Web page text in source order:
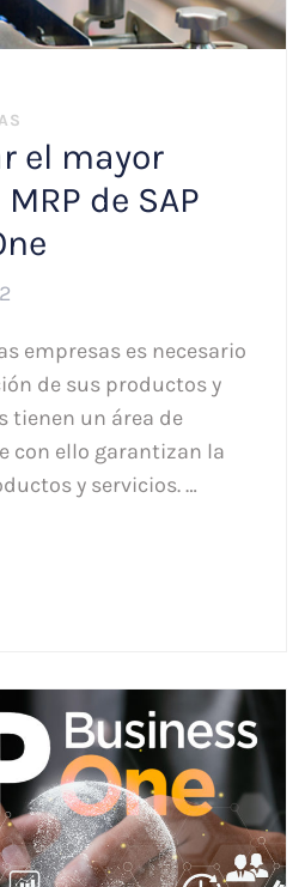
el mayor
de SAP
empresas es necesario
de sus productos y
tienen un área de
con ello garantizan la
y servicios. …